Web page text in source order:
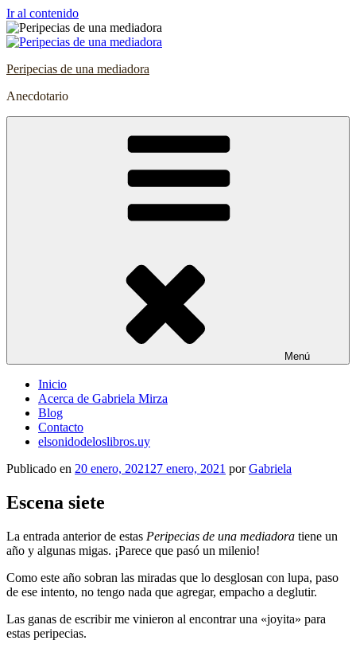
Ir al contenido
Peripecias de una mediadora
Anecdotario
Menú
Inicio
Acerca de Gabriela Mirza
Blog
Contacto
elsonidodeloslibros.uy
Publicado en 20 enero, 2021 27 enero, 2021 porGabriela
Escena siete
La entrada anterior de estas Peripecias de una mediadora tiene un
año y algunas migas. ¡Parece que pasó un milenio!
Como este año sobran las miradas que lo desglosan con lupa, paso
de ese intento, no tengo nada que agregar, empacho a deglutir.
Las ganas de escribir me vinieron al encontrar una «joyita» para
estas peripecias.